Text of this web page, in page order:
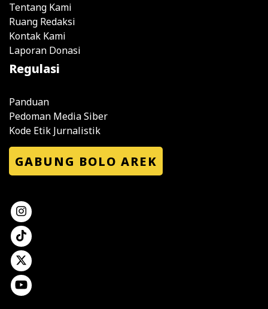
Tentang Kami
Ruang Redaksi
Kontak Kami
Laporan Donasi
Regulasi
Panduan
Pedoman Media Siber
Kode Etik Jurnalistik
GABUNG BOLO AREK